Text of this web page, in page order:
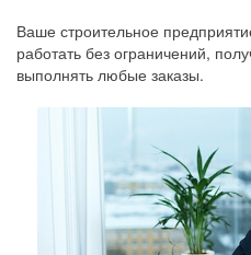
Ваше строительное
работать без ограничений,
выполнять любые заказы.